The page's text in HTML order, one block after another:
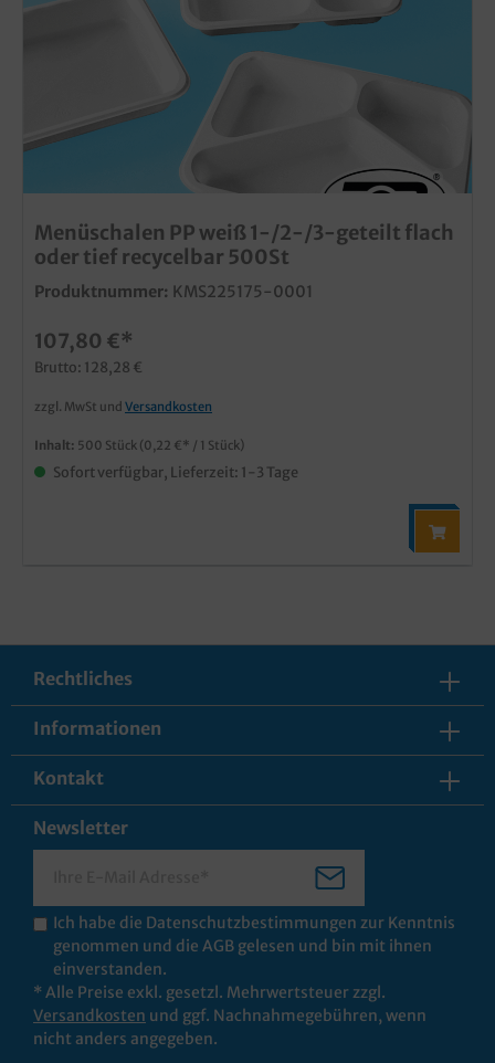
Menüschalen PP weiß 1-/2-/3-geteilt flach
oder tief recycelbar 500St
Produktnummer: KMS225175-0001
107,80 €*
Brutto: 128,28 €
zzgl. MwSt und Versandkosten
Inhalt: 500 Stück (0,22 €* / 1 Stück)
Sofort verfügbar, Lieferzeit: 1-3 Tage
Rechtliches
Informationen
Kontakt
Newsletter
Ich habe die Datenschutzbestimmungen zur Kenntnis
genommen und die AGB gelesen und bin mit ihnen
einverstanden.
* Alle Preise exkl. gesetzl. Mehrwertsteuer zzgl.
Versandkosten und ggf. Nachnahmegebühren, wenn
nicht anders angegeben.